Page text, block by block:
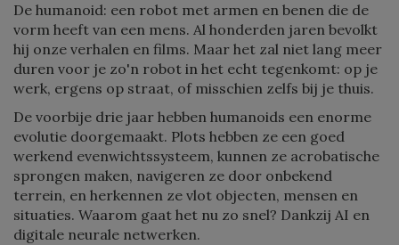
De humanoid: een robot met armen en benen die de
vorm heeft van een mens. Al honderden jaren bevolkt
hij onze verhalen en films. Maar het zal niet lang meer
duren voor je zo'n robot in het echt tegenkomt: op je
werk, ergens op straat, of misschien zelfs bij je thuis.
De voorbije drie jaar hebben humanoids een enorme
evolutie doorgemaakt. Plots hebben ze een goed
werkend evenwichtssysteem, kunnen ze acrobatische
sprongen maken, navigeren ze door onbekend
terrein, en herkennen ze vlot objecten, mensen en
situaties. Waarom gaat het nu zo snel? Dankzij AI en
digitale neurale netwerken.